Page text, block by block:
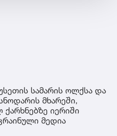
სამარის ოლქსა და
მხარეში,
ქარხნებზე იერიში
მედია